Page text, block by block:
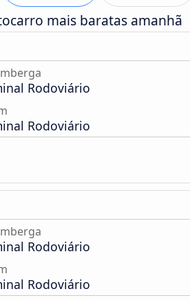
mais baratas amanhã
Rodoviário
Rodoviário
Rodoviário
Rodoviário